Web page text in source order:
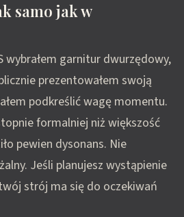
samo jak w
wybrałem garnitur dwurzędowy,
prezentowałem swoją
podkreślić wagę momentu.
formalniej niż większość
pewien dysonans. Nie
Jeśli planujesz wystąpienie
strój ma się do oczekiwań